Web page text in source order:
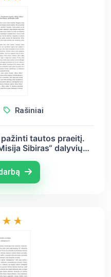
Rašiniai
tautos praeitį.
Sibiras“ dalyvių
kodėl